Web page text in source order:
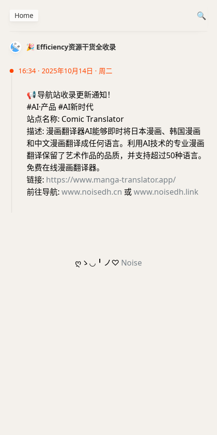
🎉 Efficiency资源干货全收录
16:34 · 2025年10月14日 · 周二
📢导航站收录更新通知！
#AI·产品 #AI新时代
站点名称: Comic Translator
描述: 漫画翻译器AI能够即时将日本漫画、韩国漫画
和中文漫画翻译成任何语言。利用AI技术的专业漫画
翻译保留了艺术作品的品质，并支持超过50种语言。
免费在线漫画翻译器。
链接: https://www.manga-translator.app/
前往导航: www.noisedh.cn 或www.noisedh.link
Home
ღゝ◡╹ノ♡ Noise